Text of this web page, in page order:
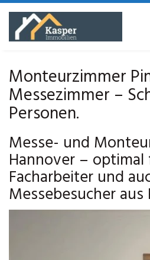
Skip
main
Monteurzimmer
Messezimmer –
Personen.
Messe- und
Hannover –
Facharbeiter und
Messebesucher aus